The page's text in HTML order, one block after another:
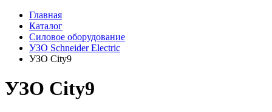
Главная
Каталог
Силовое оборудование
УЗО Schneider Electric
УЗО City9
УЗО City9